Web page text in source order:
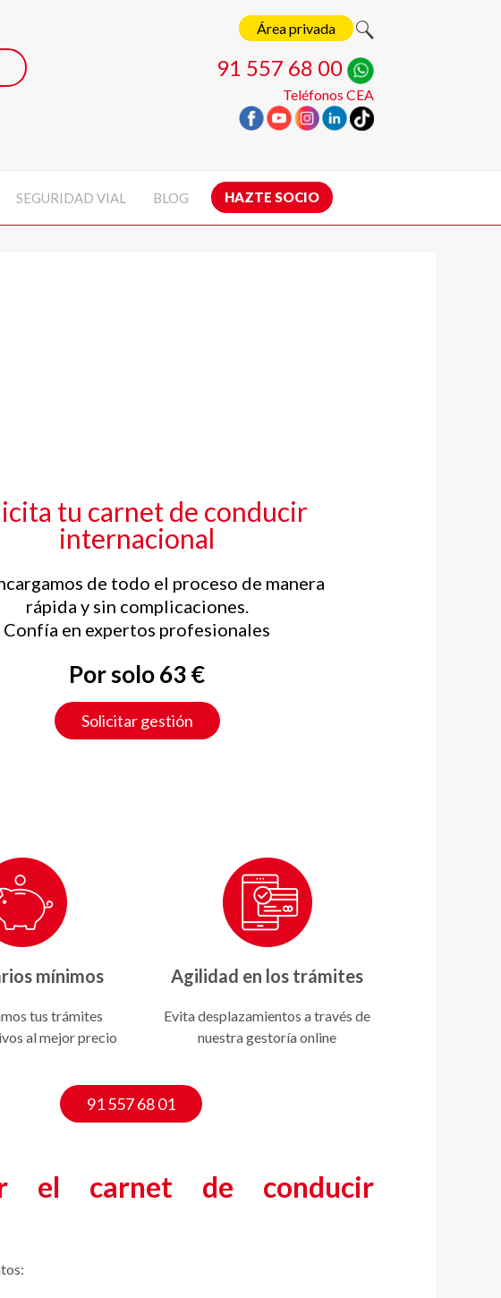
Área privada
91 557 68 00
Teléfonos CEA
SEGURIDAD VIAL BLOG HAZTE SOCIO
tu carnet de conducir
internacional
de todo el proceso de manera
rápida y sin complicaciones.
Confía en expertos profesionales
Por solo 63 €
Solicitar gestión
mínimos
tus trámites
al mejor precio
Agilidad en los trámites
Evita desplazamientos a través de
nuestra gestoría online
91 557 68 01
el carnet de conducir